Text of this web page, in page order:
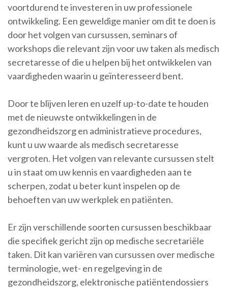
voortdurend te investeren in uw professionele
ontwikkeling. Een geweldige manier om dit te doen is
door het volgen van cursussen, seminars of
workshops die relevant zijn voor uw taken als medisch
secretaresse of die u helpen bij het ontwikkelen van
vaardigheden waarin u geïnteresseerd bent.
Door te blijven leren en uzelf up-to-date te houden
met de nieuwste ontwikkelingen in de
gezondheidszorg en administratieve procedures,
kunt u uw waarde als medisch secretaresse
vergroten. Het volgen van relevante cursussen stelt
u in staat om uw kennis en vaardigheden aan te
scherpen, zodat u beter kunt inspelen op de
behoeften van uw werkplek en patiënten.
Er zijn verschillende soorten cursussen beschikbaar
die specifiek gericht zijn op medische secretariële
taken. Dit kan variëren van cursussen over medische
terminologie, wet- en regelgeving in de
gezondheidszorg, elektronische patiëntendossiers